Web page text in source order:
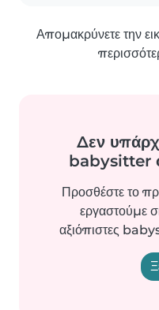
Απομακρύνετε την
Δεν
babysitter
Προσθέστε το
εργαστούμε
αξιόπιστες